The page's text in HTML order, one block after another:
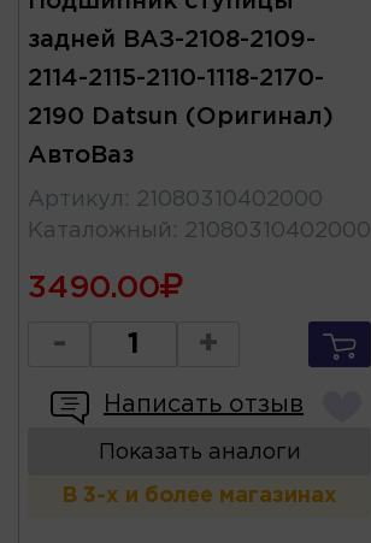
задней ВАЗ-2108-2109-
2114-2115-2110-1118-2170-
2190 Datsun (Оригинал)
АвтоВаз
Артикул : 21080310402000
Каталожный : 21080310402000
3490.00
- +
Написать отзыв
Показать аналоги
В 3-х и более магазинах